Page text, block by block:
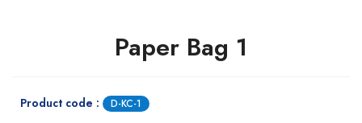
Paper Bag 1
Product code : D-KC-1